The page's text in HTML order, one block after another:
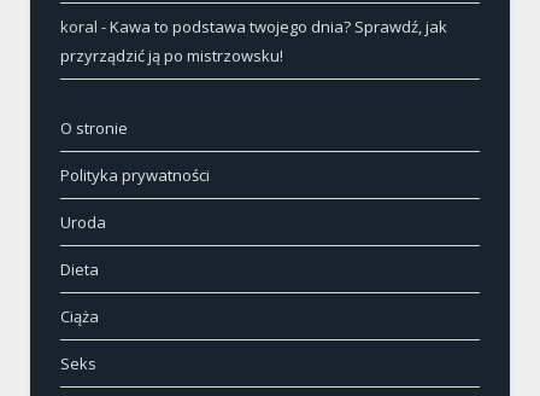
koral -Kawa to podstawa twojego dnia? Sprawdź, jak
przyrządzić ją po mistrzowsku!
O stronie
Polityka prywatności
Uroda
Dieta
Ciąża
Seks